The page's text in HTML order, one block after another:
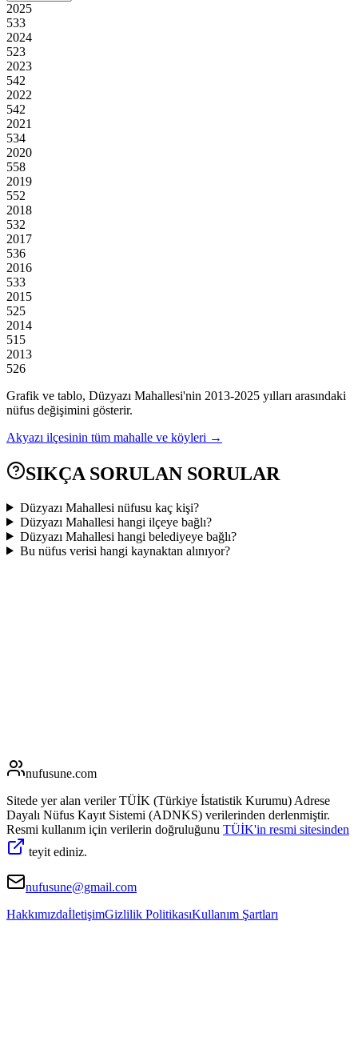
2025
533
2024
523
2023
542
2022
542
2021
534
2020
558
2019
552
2018
532
2017
536
2016
533
2015
525
2014
515
2013
526
Grafik ve tablo, Düzyazı Mahallesi'nin 2013-2025 yılları arasındaki
nüfus değişimini gösterir.
Akyazı ilçesinin tüm mahalle ve köyleri →
SIKÇA SORULAN SORULAR
Düzyazı Mahallesi nüfusu kaç kişi?
Düzyazı Mahallesi hangi ilçeye bağlı?
Düzyazı Mahallesi hangi belediyeye bağlı?
Bu nüfus verisi hangi kaynaktan alınıyor?
nufusune.com
Sitede yer alan veriler TÜİK (Türkiye İstatistik Kurumu) Adrese
Dayalı Nüfus Kayıt Sistemi (ADNKS) verilerinden derlenmiştir.
Resmi kullanım için verilerin doğruluğunu TÜİK'in resmi sitesinden
teyit ediniz.
nufusune@gmail.com
HakkımızdaİletişimGizlilik PolitikasıKullanım Şartları